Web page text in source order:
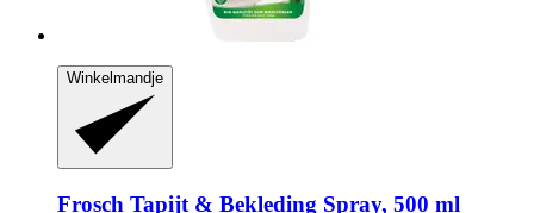
Winkelmandje
Frosch Tapijt & Bekleding Spray, 500 ml